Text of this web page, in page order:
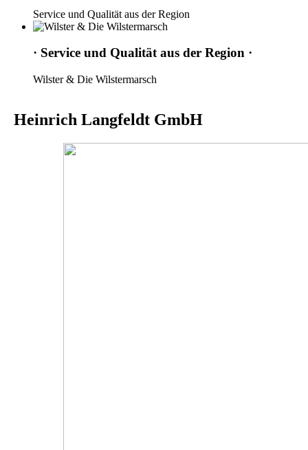
Service und Qualität aus der Region
· Service und Qualität aus der Region ·
Wilster & Die Wilstermarsch
Heinrich Langfeldt GmbH